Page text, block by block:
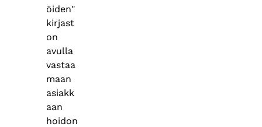
öiden"
kirjast
on
avulla
vastaa
maan
asiakk
aan
hoidon